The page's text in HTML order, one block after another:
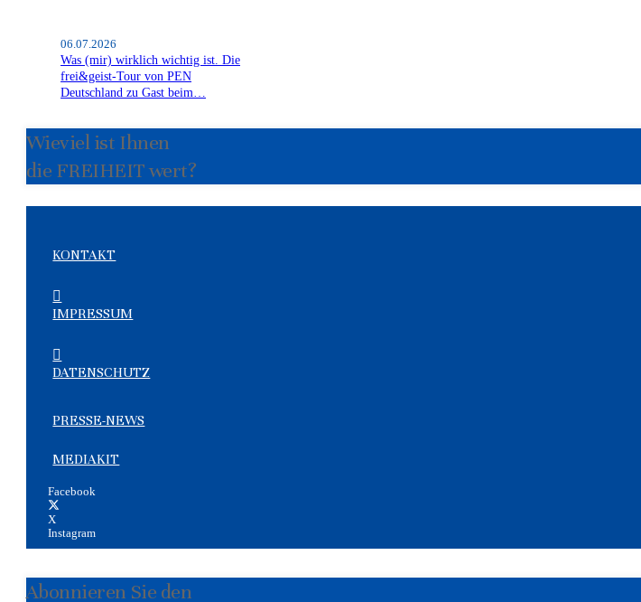
06.07.2026
Was (mir) wirklich wichtig ist. Die
frei&geist-Tour von PEN
Deutschland zu Gast beim…
Wieviel ist Ihnen
die FREIHEIT wert?
KONTAKT
IMPRESSUM
DATENSCHUTZ
PRESSE-NEWS
MEDIAKIT
Facebook
X
Instagram
Abonnieren Sie den